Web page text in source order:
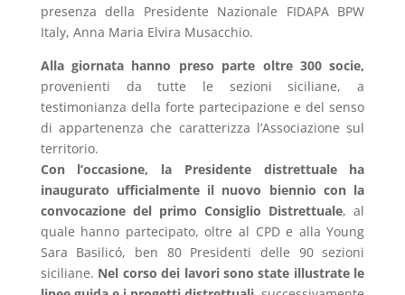
presenza della Presidente Nazionale FIDAPA BPW
Italy, Anna Maria Elvira Musacchio.
Alla giornata hanno preso parte oltre 300 socie,
provenienti da tutte le sezioni siciliane, a
testimonianza della forte partecipazione e del senso
di appartenenza che caratterizza l’Associazione sul
territorio.
Con l’occasione, la Presidente distrettuale ha
inaugurato ufficialmente il nuovo biennio con la
convocazione del primo Consiglio Distrettuale, al
quale hanno partecipato, oltre al CPD e alla Young
Sara Basilicó, ben 80 Presidenti delle 90 sezioni
siciliane. Nel corso dei lavori sono state illustrate le